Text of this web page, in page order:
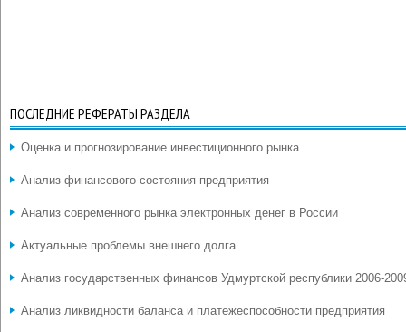
ПОСЛЕДНИЕ РЕФЕРАТЫ РАЗДЕЛА
Оценка и прогнозирование инвестиционного рынка
Анализ финансового состояния предприятия
Анализ современного рынка электронных денег в России
Актуальные проблемы внешнего долга
Анализ государственных финансов Удмуртской республики 2006-
Анализ ликвидности баланса и платежеспособности предприятия